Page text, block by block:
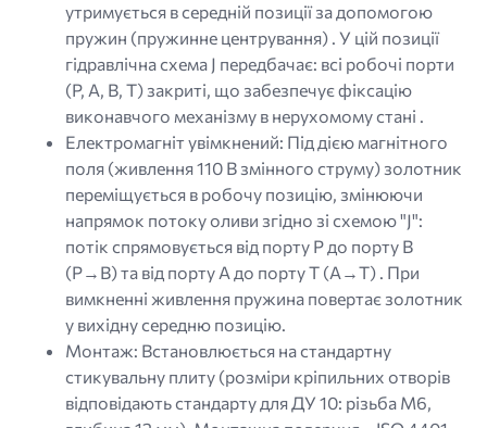
утримується в середній позиції за допомогою
пружин (пружинне центрування) . У цій позиції
гідравлічна схема J передбачає: всі робочі порти
(P, A, B, T) закриті, що забезпечує фіксацію
виконавчого механізму в нерухомому стані .
Електромагніт увімкнений: Під дією магнітного
поля (живлення 110 В змінного струму) золотник
переміщується в робочу позицію, змінюючи
напрямок потоку оливи згідно зі схемою "J":
потік спрямовується від порту P до порту B
(P→B) та від порту A до порту T (A→T) . При
вимкненні живлення пружина повертає золотник
у вихідну середню позицію.
Монтаж: Встановлюється на стандартну
стикувальну плиту (розміри кріпильних отворів
відповідають стандарту для ДУ 10: різьба M6,